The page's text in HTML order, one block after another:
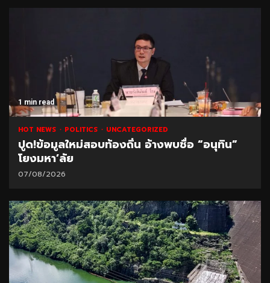
1 min read
HOT NEWS POLITICS UNCATEGORIZED
ปูด!ข้อมูลใหม่สอบท้องถิ่น อ้างพบชื่อ “อนุทิน”
โยงมหา’ลัย
07/08/2026